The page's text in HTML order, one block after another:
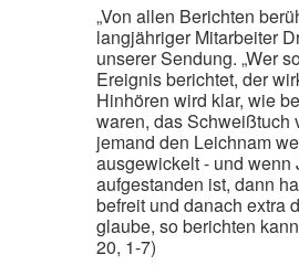
„Von allen Berichten
langjähriger Mitarbeiter
unserer Sendung. „Wer
Ereignis berichtet, der
Hinhören wird klar, wie
waren, das Schweißtuch
jemand den Leichnam
ausgewickelt - und wenn
aufgestanden ist, dann
befreit und danach extra
glaube, so berichten
20, 1-7)